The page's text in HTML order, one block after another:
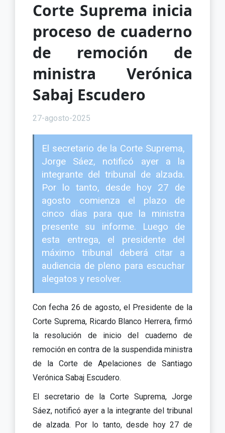
Corte Suprema inicia
proceso de cuaderno
de remoción de
ministra Verónica
Sabaj Escudero
27-agosto-2025
El secretario de la Corte Suprema,
Jorge Sáez, notificó ayer a la
integrante del tribunal de alzada.
Por lo tanto, desde hoy 27 de
agosto comienza el plazo de
cinco días para que la ministra
presente su informe. Luego de
esta entrega, el presidente del
máximo tribunal deberá citar a
audiencia de pleno para escuchar
alegatos y resolver.
Con fecha 26 de agosto, el Presidente de la
Corte Suprema, Ricardo Blanco Herrera, firmó
la resolución de inicio del cuaderno de
remoción en contra de la suspendida ministra
de la Corte de Apelaciones de Santiago
Verónica Sabaj Escudero.
El secretario de la Corte Suprema, Jorge
Sáez, notificó ayer a la integrante del tribunal
de alzada. Por lo tanto, desde hoy 27 de